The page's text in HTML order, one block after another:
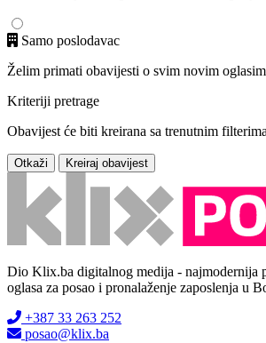
Samo poslodavac
Želim primati obavijesti o svim novim
Kriteriji pretrage
Obavijest će biti kreirana sa trenutnim
Otkaži Kreiraj obavijest
Dio Klix.ba digitalnog medija - najmodernija
oglasa za posao i pronalaženje zaposlenja u
+387 33 263 252
posao@klix.ba